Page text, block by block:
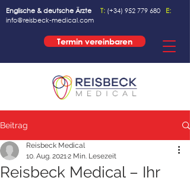
Englische & deutsche Ärzte T: (+34) 952 779 680
E:
info@reisbeck-medical.com
Termin vereinbaren
Beitrag
Reisbeck Medical – Ihr
Reisbeck Medical
10. Aug. 20212 Min. Lesezeit